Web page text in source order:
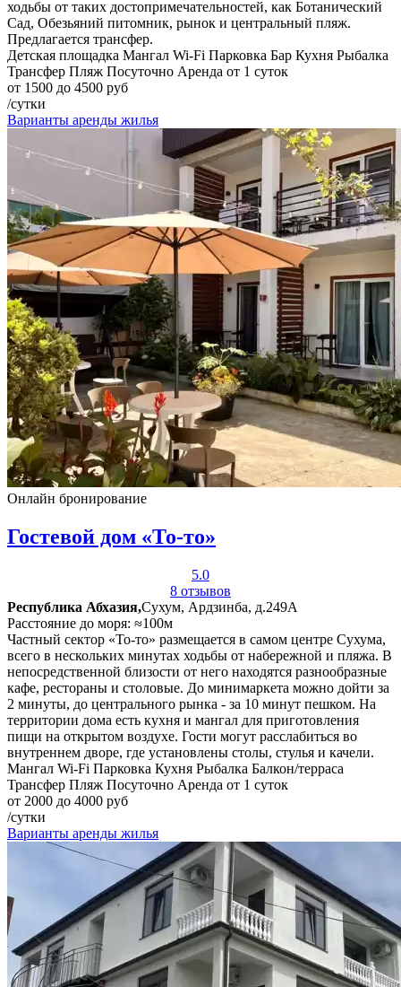
ходьбы от таких достопримечательностей, как Ботанический
Сад, Обезьяний питомник, рынок и центральный пляж.
Предлагается трансфер.
Детская площадка Мангал Wi-Fi Парковка Бар Кухня Рыбалка
Трансфер Пляж Посуточно Аренда от 1 суток
от 1500 до 4500 руб
/сутки
Варианты аренды жилья
Онлайн бронирование
Гостевой дом «То-то»
5.0
8 отзывов
Республика Абхазия,Сухум, Ардзинба, д.249А
Расстояние до моря: ≈100м
Частный сектор «То-то» размещается в самом центре Сухума,
всего в нескольких минутах ходьбы от набережной и пляжа. В
непосредственной близости от него находятся разнообразные
кафе, рестораны и столовые. До минимаркета можно дойти за
2 минуты, до центрального рынка - за 10 минут пешком. На
территории дома есть кухня и мангал для приготовления
пищи на открытом воздухе. Гости могут расслабиться во
внутреннем дворе, где установлены столы, стулья и качели.
Мангал Wi-Fi Парковка Кухня Рыбалка Балкон/терраса
Трансфер Пляж Посуточно Аренда от 1 суток
от 2000 до 4000 руб
/сутки
Варианты аренды жилья